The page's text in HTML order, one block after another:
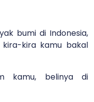
bumi di Indonesia,
kira kamu bakal
kamu, belinya di